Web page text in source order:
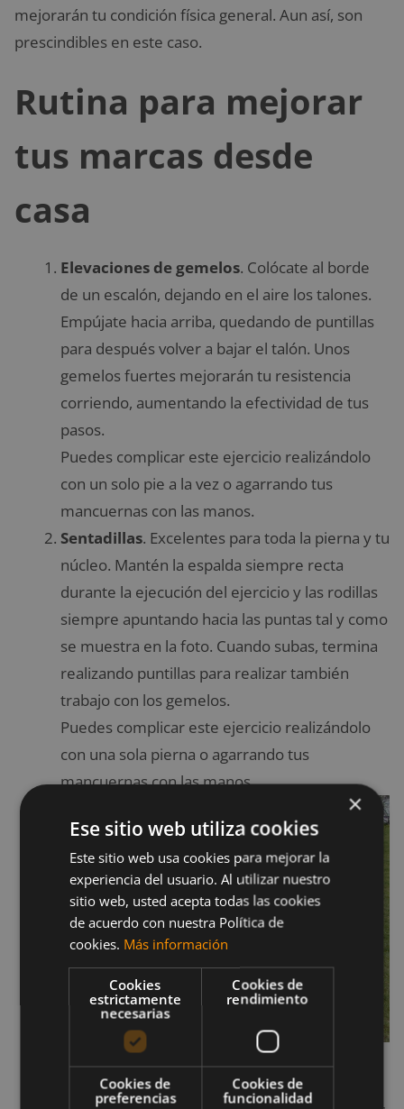
mejorarán tu condición física general. Aun así, son
prescindibles en este caso.
Rutina para mejorar
tus marcas desde
casa
Elevaciones de gemelos. Colócate al borde
de un escalón, dejando en el aire los talones.
Empújate hacia arriba, quedando de puntillas
para después volver a bajar el talón. Unos
gemelos fuertes mejorarán tu resistencia
corriendo, aumentando la efectividad de tus
pasos.
Puedes complicar este ejercicio realizándolo
con un solo pie a la vez o agarrando tus
mancuernas con las manos.
Sentadillas. Excelentes para toda la pierna y tu
núcleo. Mantén la espalda siempre recta
durante la ejecución del ejercicio y las rodillas
siempre apuntando hacia las puntas tal y como
se muestra en la foto. Cuando subas, termina
realizando puntillas para realizar también
trabajo con los gemelos.
Puedes complicar este ejercicio realizándolo
con una sola pierna o agarrando tus
mancuernas con las manos.
Empujón para femorales
Un ejercicio difícil
de explicar, la verdad. Para evitar confusiones
×
Ese sitio web utiliza cookies
Este sitio web usa cookies para mejorar la
experiencia del usuario. Al utilizar nuestro
sitio web, usted acepta todas las cookies
de acuerdo con nuestra Política de
cookies. Más información
Cookies
estrictamente
necesarias
Cookies de
rendimiento
Cookies de
preferencias
Cookies de
funcionalidad